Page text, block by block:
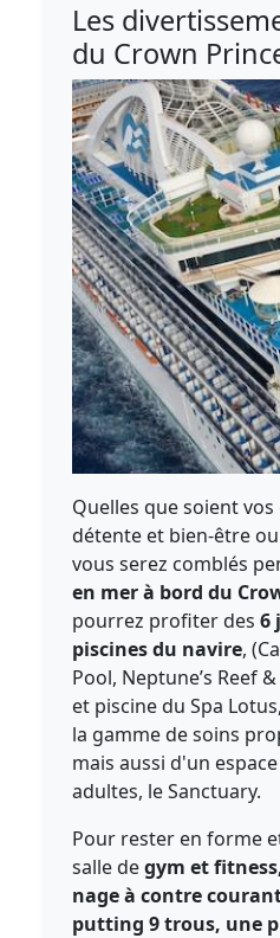
Les
du Crown
Quelles que soient
détente et bien-être
vous serez comblés
en mer à bord du
pourrez profiter des6
piscines du navire,
Pool, Neptune’s Reef
et piscine du Spa
la gamme de soins
mais aussi d'un
adultes, le Sanctuary.
Pour rester en forme
salle degym et
nage à contre
putting 9 trous, une